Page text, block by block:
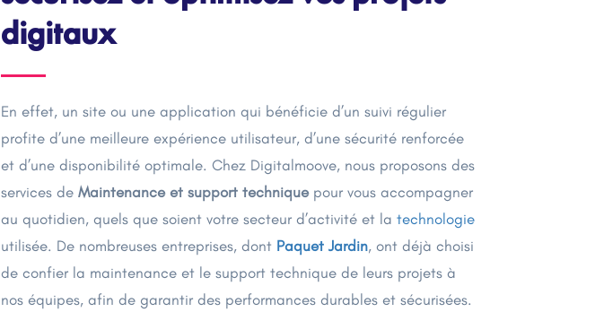
digitaux
En effet, un site ou une application qui bénéficie d’un suivi régulier
profite d’une meilleure expérience utilisateur, d’une sécurité renforcée
et d’une disponibilité optimale. Chez Digitalmoove, nous proposons des
services de Maintenance et support techniquepour vous accompagner
au quotidien, quels que soient votre secteur d’activité et la technologie
utilisée. De nombreuses entreprises, dont Paquet Jardin, ont déjà choisi
de confier la maintenance et le support technique de leurs projets à
nos équipes, afin de garantir des performances durables et sécurisées.